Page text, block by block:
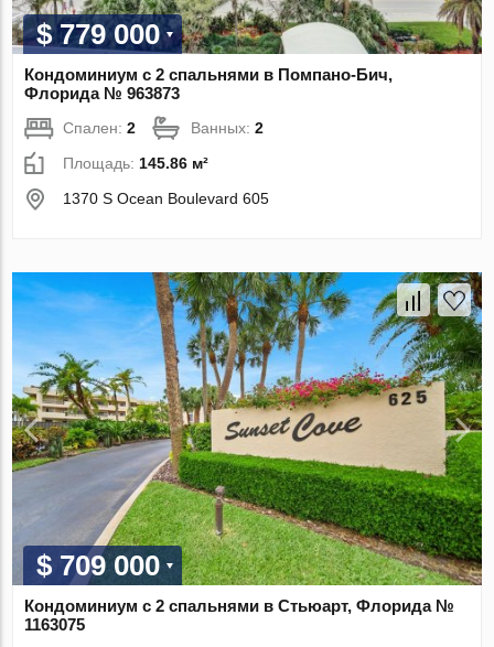
$ 779 000
Кондоминиум с 2 спальнями в Помпано-Бич,
Флорида № 963873
Спален:2 Ванных:2
Площадь: 145.86 м²
1370 S Ocean Boulevard 605
$ 709 000
Кондоминиум с 2 спальнями в Стьюарт, Флорида №
1163075